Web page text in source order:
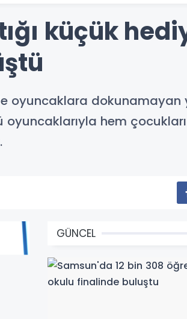
küçük
oyuncaklara dokunamayan
hem çocukları
GÜNCEL